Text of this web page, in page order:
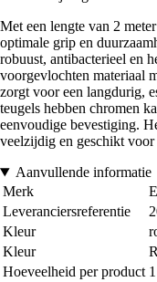
Met een lengte van 2
optimale grip en
robuust, antibacterieel en
voorgevlochten materiaal
zorgt voor een langdurig,
teugels hebben chromen
eenvoudige bevestiging.
veelzijdig en geschikt voor
Aanvullende informatie
Merk
Leveranciersreferentie
Kleur
Kleur
Hoeveelheid per product 1